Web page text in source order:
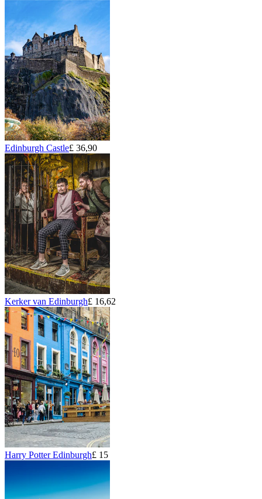
Edinburgh Castle£ 36,90
Kerker van Edinburgh£ 16,62
Harry Potter Edinburgh£ 15